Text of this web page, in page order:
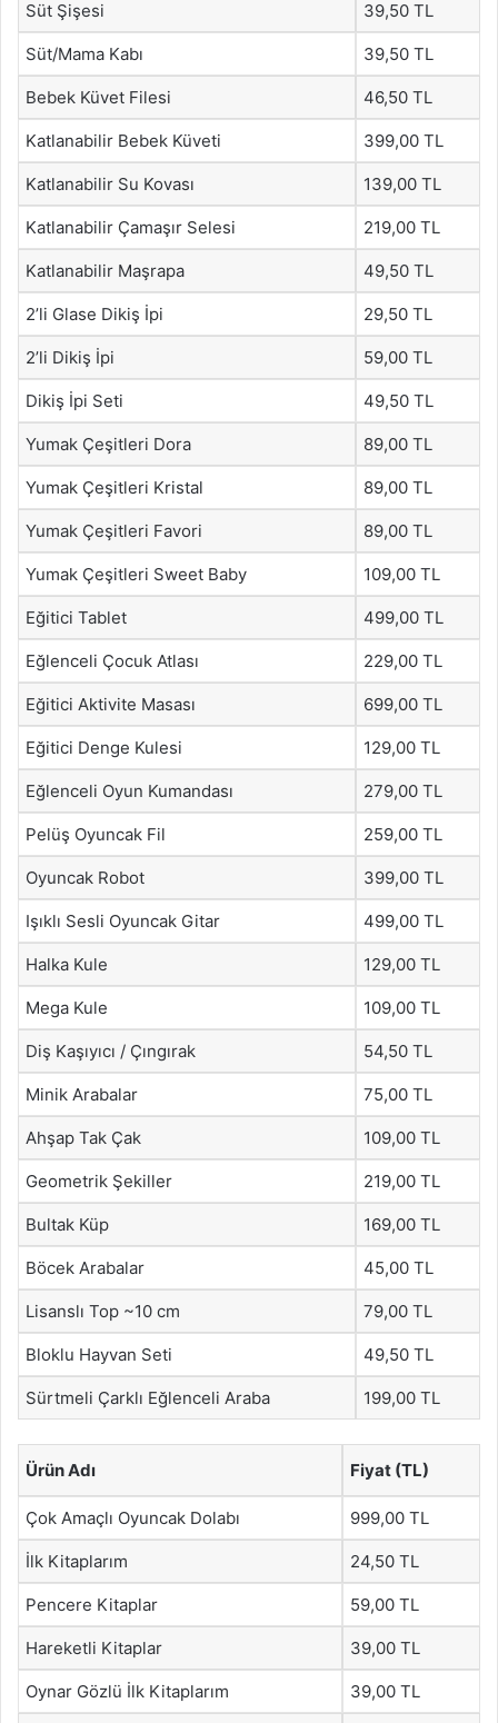
Süt Şişesi 39,50 TL
Süt/Mama Kabı 39,50 TL
Bebek Küvet Filesi 46,50 TL
Katlanabilir Bebek Küveti 399,00 TL
Katlanabilir Su Kovası 139,00 TL
Katlanabilir Çamaşır Selesi 219,00 TL
Katlanabilir Maşrapa 49,50 TL
2’li Glase Dikiş İpi 29,50 TL
2’li Dikiş İpi 59,00 TL
Dikiş İpi Seti 49,50 TL
Yumak Çeşitleri Dora 89,00 TL
Yumak Çeşitleri Kristal 89,00 TL
Yumak Çeşitleri Favori 89,00 TL
Yumak Çeşitleri Sweet Baby 109,00 TL
Eğitici Tablet 499,00 TL
Eğlenceli Çocuk Atlası 229,00 TL
Eğitici Aktivite Masası 699,00 TL
Eğitici Denge Kulesi 129,00 TL
Eğlenceli Oyun Kumandası 279,00 TL
Pelüş Oyuncak Fil 259,00 TL
Oyuncak Robot 399,00 TL
Işıklı Sesli Oyuncak Gitar 499,00 TL
Halka Kule 129,00 TL
Mega Kule 109,00 TL
Diş Kaşıyıcı / Çıngırak 54,50 TL
Minik Arabalar 75,00 TL
Ahşap Tak Çak 109,00 TL
Geometrik Şekiller 219,00 TL
Bultak Küp 169,00 TL
Böcek Arabalar 45,00 TL
Lisanslı Top ~10 cm 79,00 TL
Bloklu Hayvan Seti 49,50 TL
Sürtmeli Çarklı Eğlenceli Araba 199,00 TL
Ürün Adı Fiyat (TL)
Çok Amaçlı Oyuncak Dolabı 999,00 TL
İlk Kitaplarım 24,50 TL
Pencere Kitaplar 59,00 TL
Hareketli Kitaplar 39,00 TL
Oynar Gözlü İlk Kitaplarım 39,00 TL